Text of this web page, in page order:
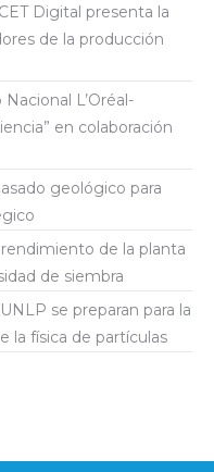
Digital presenta la
de la producción
L’Oréal-
en colaboración
geológico para
de la planta
de siembra
se preparan para la
la física de partículas